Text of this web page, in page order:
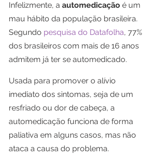
Infelizmente, a automedicação é um
mau hábito da população brasileira.
Segundo pesquisa do Datafolha, 77%
dos brasileiros com mais de 16 anos
admitem já ter se automedicado.
Usada para promover o alívio
imediato dos sintomas, seja de um
resfriado ou dor de cabeça, a
automedicação funciona de forma
paliativa em alguns casos, mas não
ataca a causa do problema.